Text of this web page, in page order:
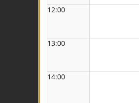
12:00
13:00
14:00